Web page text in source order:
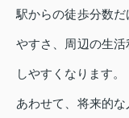
駅からの徒歩分数
やすさ、周辺の生
しやすくなります。
あわせて、将来的